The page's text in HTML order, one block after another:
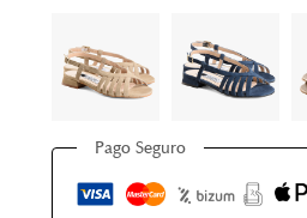
Pago Seguro